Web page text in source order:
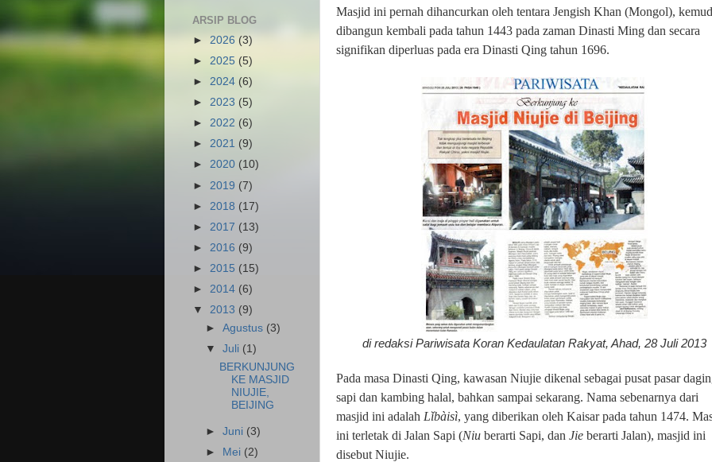
Masjid ini pernah dihancurkan oleh tentara Jengish Khan (Mongol),
dibangun kembali pada tahun 1443 pada zaman Dinasti Ming dan secara
signifikan diperluas pada era Dinasti Qing tahun 1696.
di redaksi Pariwisata Koran Kedaulatan Rakyat, Ahad, 28 Juli 2013
Pada masa Dinasti Qing, kawasan Niujie dikenal sebagai pusat pasar
sapi dan kambing halal, bahkan sampai sekarang. Nama sebenarnya dari
masjid ini adalah Lǐbàisì, yang diberikan oleh Kaisar pada tahun 1474.
ini terletak di Jalan Sapi (Niu berarti Sapi, dan Jie berarti Jalan), masjid ini
disebut Niujie.
ARSIP BLOG
► 2026 (3)
► 2025 (5)
► 2024 (6)
► 2023 (5)
► 2022 (6)
► 2021 (9)
► 2020 (10)
► 2019 (7)
► 2018 (17)
► 2017 (13)
► 2016 (9)
► 2015 (15)
► 2014 (6)
▼ 2013 (9)
►Agustus (3)
▼Juli (1)
BERKUNJUNG
KE MASJID
NIUJIE,
BEIJING
►Juni (3)
►
Mei (2)